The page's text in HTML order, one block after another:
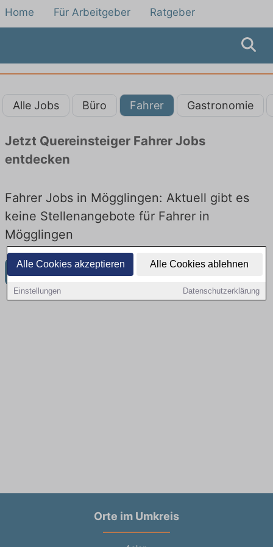
Alle Cookies akzeptieren Alle Cookies ablehnen
Einstellungen Datenschutzerklärung
Home Für Arbeitgeber Ratgeber
Alle Jobs Büro Fahrer Gastronomie
Jetzt Quereinsteiger Fahrer Jobs
entdecken
Fahrer Jobs in Mögglingen: Aktuell gibt es
keine Stellenangebote für Fahrer in
Mögglingen
Weitere Jobangebote in Mögglingen
Orte im Umkreis